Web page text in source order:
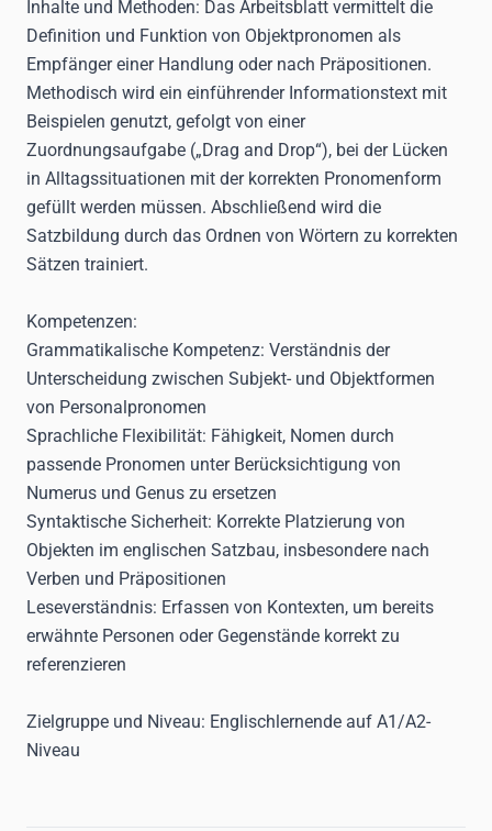
Inhalte und Methoden: Das Arbeitsblatt vermittelt die
Definition und Funktion von Objektpronomen als
Empfänger einer Handlung oder nach Präpositionen.
Methodisch wird ein einführender Informationstext mit
Beispielen genutzt, gefolgt von einer
Zuordnungsaufgabe („Drag and Drop“), bei der Lücken
in Alltagssituationen mit der korrekten Pronomenform
gefüllt werden müssen. Abschließend wird die
Satzbildung durch das Ordnen von Wörtern zu korrekten
Sätzen trainiert.
Kompetenzen:
Grammatikalische Kompetenz: Verständnis der
Unterscheidung zwischen Subjekt- und Objektformen
von Personalpronomen
Sprachliche Flexibilität: Fähigkeit, Nomen durch
passende Pronomen unter Berücksichtigung von
Numerus und Genus zu ersetzen
Syntaktische Sicherheit: Korrekte Platzierung von
Objekten im englischen Satzbau, insbesondere nach
Verben und Präpositionen
Leseverständnis: Erfassen von Kontexten, um bereits
erwähnte Personen oder Gegenstände korrekt zu
referenzieren
Zielgruppe und Niveau: Englischlernende auf A1/A2-
Niveau